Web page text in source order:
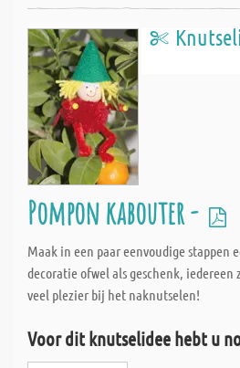
Pompon kabouter -
Maak in een paar eenvoudige stappen
decoratie ofwel als geschenk,
veel plezier bij het naknutselen!
Voor dit knutselidee hebt u